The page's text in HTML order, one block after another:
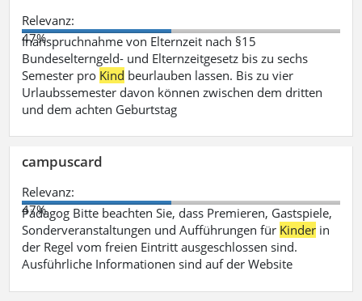
Relevanz:
47%
Inanspruchnahme von Elternzeit nach §15
Bundeselterngeld- und Elternzeitgesetz bis zu sechs
Semester pro Kind beurlauben lassen. Bis zu vier
Urlaubssemester davon können zwischen dem dritten
und dem achten Geburtstag
campuscard
Relevanz:
47%
Pädagog Bitte beachten Sie, dass Premieren, Gastspiele,
Sonderveranstaltungen und Aufführungen für Kinder in
der Regel vom freien Eintritt ausgeschlossen sind.
Ausführliche Informationen sind auf der Website